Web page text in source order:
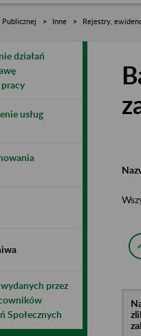
Inne Rejestry,
działań
usług
przez
Społecznych